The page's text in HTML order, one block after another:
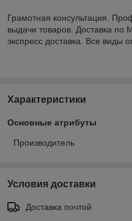
Грамотная консультация.
выдачи товаров. Доставка по
экспресс доставка. Все виды
Характеристики
Основные атрибуты
Производитель
Условия доставки
Доставка почтой